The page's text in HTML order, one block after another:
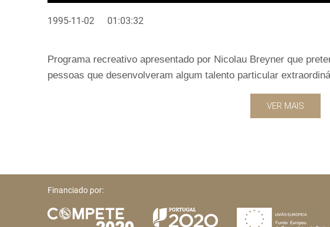
1995-11-02 01:03:32
Programa recreativo apresentado por Nicolau Breyner que
pessoas que desenvolveram algum talento particular
VER MAIS
Financiado por: